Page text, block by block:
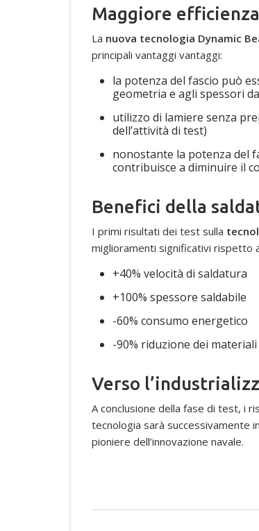
Maggiore
La nuova tecnologia Dynamic
principali vantaggi vantaggi:
la potenza del fascio può
geometria e agli spessori
utilizzo di lamiere senza
dell’attività di test)
nonostante la potenza del
contribuisce a diminuire il
Benefici della
I primi risultati dei test sulla
miglioramenti significativi rispetto
+40% velocità di saldatura
+100% spessore saldabile
-60% consumo energetico
-90% riduzione dei
Verso
A conclusione della fase di test, i
tecnologia sarà successivamente
pioniere dell’innovazione navale.